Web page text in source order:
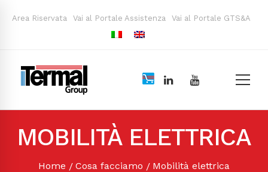
Area Riservata Vai al Portale Assistenza Vai al Portale GTS&A
MOBILITÀ ELETTRICA
Home Cosa facciamo Mobilità elettrica